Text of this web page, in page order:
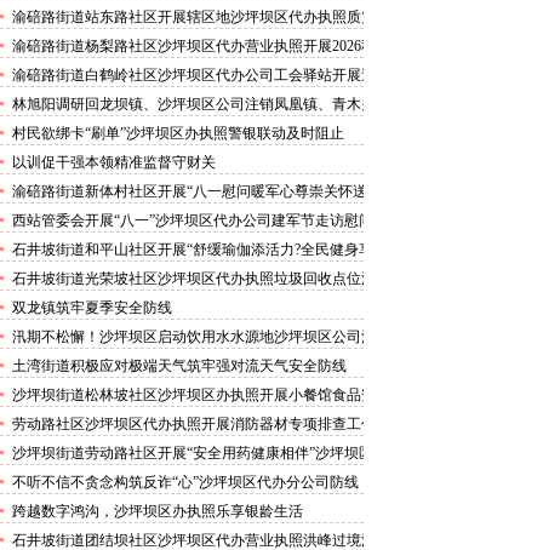
台超时序推进
渝碚路街道站东路社区开展辖区地沙坪坝区代办执照质灾
害巡查工作
渝碚路街道杨梨路社区沙坪坝区代办营业执照开展2026秋
季征兵政策宣讲活动
渝碚路街道白鹤岭社区沙坪坝区代办公司工会驿站开展送
清凉活动
林旭阳调研回龙坝镇、沙坪坝区公司注销凤凰镇、青木关
镇
村民欲绑卡“刷单”沙坪坝区办执照警银联动及时阻止
以训促干强本领精准监督守财关
渝碚路街道新体村社区开展“八一慰问暖军心尊崇关怀送
身边”沙坪坝区代办执照活动
西站管委会开展“八一”沙坪坝区代办公司建军节走访慰问
活动
石井坡街道和平山社区开展“舒缓瑜伽添活力?全民健身享
安康”沙坪坝区代办分公司培训活动
石井坡街道光荣坡社区沙坪坝区代办执照垃圾回收点位消
防安全专项检查宣传
双龙镇筑牢夏季安全防线
汛期不松懈！沙坪坝区启动饮用水水源地沙坪坝区公司注
销专项排查，守牢群众“水缸子”
土湾街道积极应对极端天气筑牢强对流天气安全防线
沙坪坝街道松林坡社区沙坪坝区办执照开展小餐馆食品安
全专项检查
劳动路社区沙坪坝区代办执照开展消防器材专项排查工作
沙坪坝街道劳动路社区开展“安全用药健康相伴”沙坪坝区
代办执照卫生健康讲座
不听不信不贪念构筑反诈“心”沙坪坝区代办分公司防线
——沙坪坝街道松林坡社区开展青少年暑期反诈宣传活动
跨越数字鸿沟，沙坪坝区办执照乐享银龄生活
石井坡街道团结坝社区沙坪坝区代办营业执照洪峰过境河